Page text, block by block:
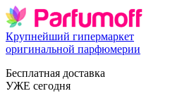
Крупнейший гипермаркет
оригинальной парфюмерии
Бесплатная доставка
УЖЕ сегодня